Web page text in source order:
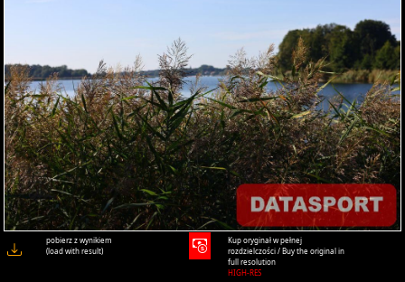
pobierz z wynikiem
(load with result)
Kup oryginał w pełnej
rozdzielczości / Buy the original in
full resolution
HIGH-RES